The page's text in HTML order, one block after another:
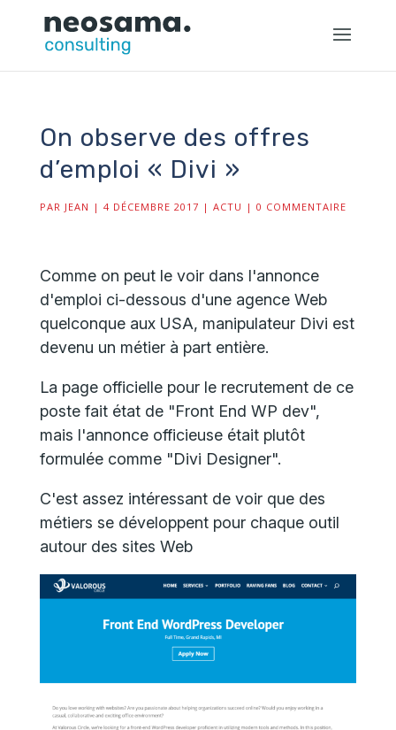
On observe des offres
d’emploi « Divi »
PAR JEAN | 4 DÉCEMBRE 2017 | ACTU | 0 COMMENTAIRE
Comme on peut le voir dans l'annonce
d'emploi ci-dessous d'une agence Web
quelconque aux USA, manipulateur Divi est
devenu un métier à part entière.
La page officielle pour le recrutement de ce
poste fait état de "Front End WP dev",
mais l'annonce officieuse était plutôt
formulée comme "Divi Designer".
C'est assez intéressant de voir que des
métiers se développent pour chaque outil
autour des sites Web